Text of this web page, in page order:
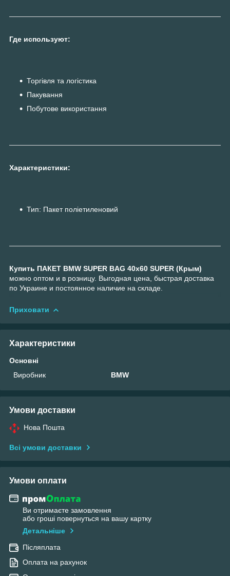
Где используют:
Торгівля та логістика
Пакування
Побутове використання
Характеристики:
Тип: Пакет поліетиленовий
Купить ПАКЕТ ВМW SUPER BAG 40х60 SUPER (Крым)
можно оптом и в розницу. Выгодная цена, быстрая доставка
по Украине и постоянное наличие на складе.
Приховати
Характеристики
Основні
Виробник
BMW
Умови доставки
Нова Пошта
Всі умови доставки
Умови оплати
Ви отримаєте замовлення
або гроші повернуться на вашу картку
Детальніше
Післяплата
Оплата на рахунок